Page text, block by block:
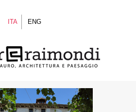
ITA ENG